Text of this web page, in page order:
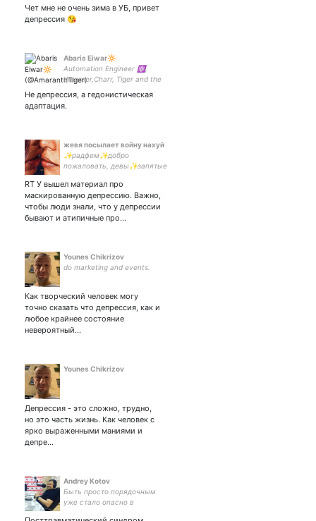
Чет мне не очень зима в УБ, привет
депрессия 😘
Abaris Eiwar🔆
Automation Engineer ⚛️,
dreamer,Charr, Tiger and the
worthless life.
Не депрессия, а гедонистическая
адаптация.
жевя посылает войну нахуй
✨радфем✨добро
пожаловать, девы✨запятые
желанию✨феминитивы✨бан
резиновый✨любимая
жёнушка
RT У вышел материал про
маскированную депрессию. Важно,
чтобы люди знали, что у депрессии
бывают и атипичные про…
Younes Chikrizov
do marketing and events.
Как творческий человек могу
точно сказать что депрессия, как и
любое крайнее состояние
невероятный…
Younes Chikrizov
Депрессия - это сложно, трудно,
но это часть жизнь. Как человек с
ярко выраженными маниями и
депре…
Andrey Kotov
Быть просто порядочным
уже стало опасно в